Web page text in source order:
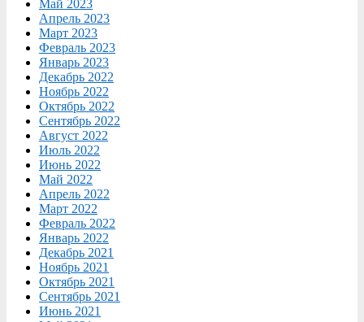
Май 2023
Апрель 2023
Март 2023
Февраль 2023
Январь 2023
Декабрь 2022
Ноябрь 2022
Октябрь 2022
Сентябрь 2022
Август 2022
Июль 2022
Июнь 2022
Май 2022
Апрель 2022
Март 2022
Февраль 2022
Январь 2022
Декабрь 2021
Ноябрь 2021
Октябрь 2021
Сентябрь 2021
Июнь 2021